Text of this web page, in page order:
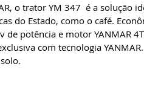
o trator YM 347  é a solução
do Estado, como o café.
de potência e motor YANMAR
com tecnologia